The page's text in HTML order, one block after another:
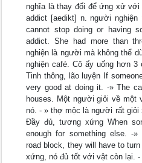
nghĩa là thay đối để ứng xử
addict [aedikt] n. người nghiện
cannot stop doing or having
addict. She had more than
nghiện là người mà không thể
nghiện café. Cô ấy uống hơn 3
Tinh thông, lão luyện If
very good at doing it. -» The
houses. Một người giỏi về một
nó. - » thợ mộc là người rất giỏi
Đầy đủ, tương xứng When
enough for something else. -
road block, they will have to
xứng, nó đủ tốt với vật còn lại.